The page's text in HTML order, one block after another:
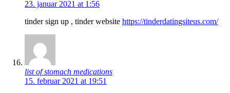
23. januar 2021 at 1:56
tinder sign up , tinder website https://tinderdatingsiteus.com/
list of stomach medications
15. februar 2021 at 19:51